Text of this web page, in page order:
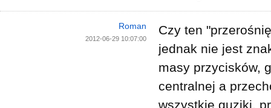
Roman
2012-06-29 10:07:00
Czy ten
jednak nie jest
masy przycisków,
centralnej a
wszystkie guziki,